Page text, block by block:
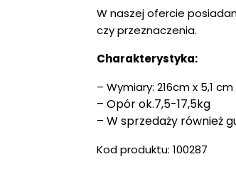
W naszej ofercie
czy przeznaczenia.
Charakterystyka:
– Wymiary: 216cm x 5,1 cm
– Opór ok.7,5-17,5kg
– W sprzedaży również
Kod produktu: 100287